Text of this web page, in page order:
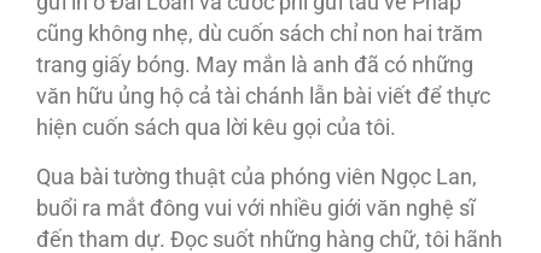
cũng không nhẹ, dù cuốn sách chỉ non hai trăm
trang giấy bóng. May mắn là anh đã có những
văn hữu ủng hộ cả tài chánh lẫn bài viết để thực
hiện cuốn sách qua lời kêu gọi của tôi.
Qua bài tường thuật của phóng viên Ngọc Lan,
buổi ra mắt đông vui với nhiều giới văn nghệ sĩ
đến tham dự. Đọc suốt những hàng chữ, tôi hãnh